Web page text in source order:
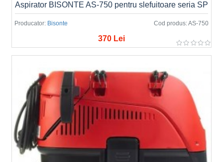
Producator: Bisonte Cod produs:AS-750
Aspirator BISONTE AS-750 pentru slefuitoare seria SP
370 Lei